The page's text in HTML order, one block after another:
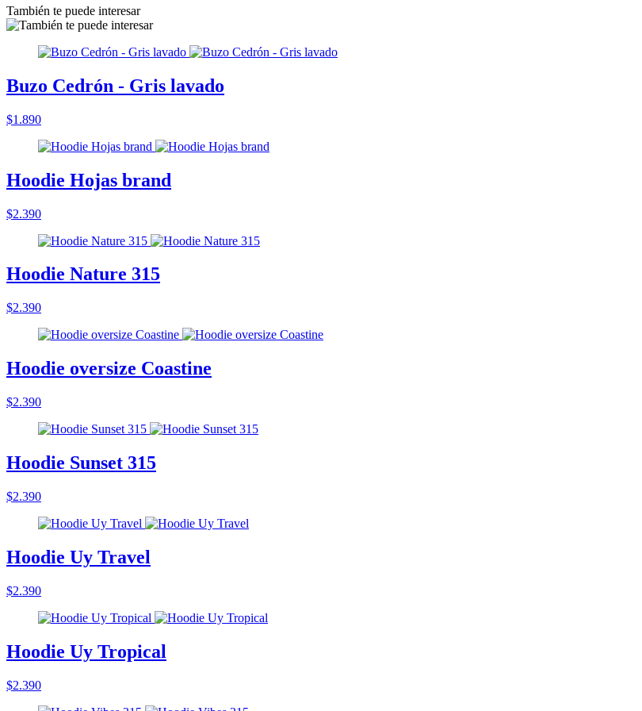
También te puede interesar
Buzo Cedrón - Gris lavado
$1.890
Hoodie Hojas brand
$2.390
Hoodie Nature 315
$2.390
Hoodie oversize Coastine
$2.390
Hoodie Sunset 315
$2.390
Hoodie Uy Travel
$2.390
Hoodie Uy Tropical
$2.390